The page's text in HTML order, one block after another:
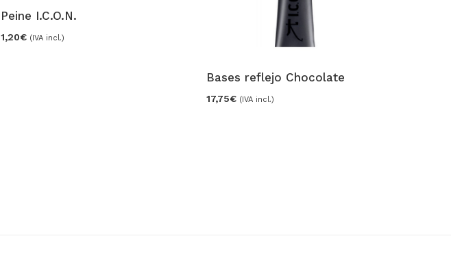
Peine I.C.O.N.
1,20€ (IVA incl.)
Bases reflejo Chocolate
17,75€ (IVA incl.)